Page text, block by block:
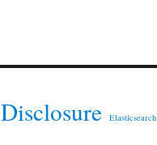
Disclosure Elasticsearch